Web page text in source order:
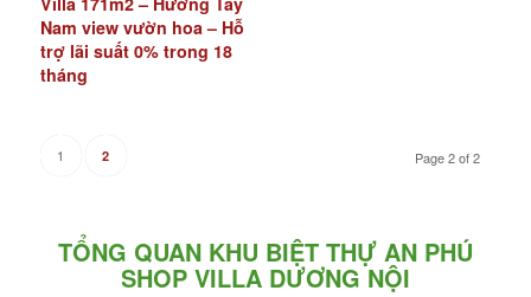
Nam view vườn hoa – Hỗ
trợ lãi suất 0% trong 18
tháng
Page 2 of 2
1 2
TỔNG QUAN KHU BIỆT THỰ AN PHÚ
SHOP VILLA DƯƠNG NỘI